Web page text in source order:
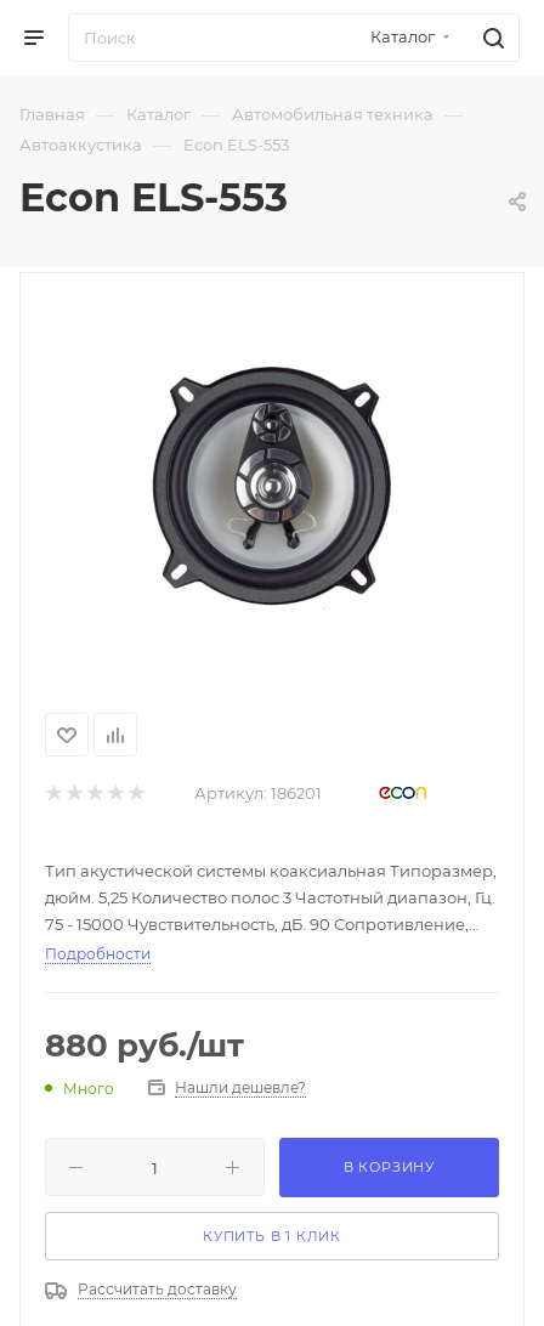
Каталог
Главная — Каталог — Автомобильная техника —
Автоаккустика — Econ ELS-553
Econ ELS-553
Артикул: 186201
Тип акустической системы коаксиальная Типоразмер,
дюйм. 5,25 Количество полос 3 Частотный диапазон, Гц.
75 - 15000 Чувствительность, дБ. 90 Сопротивление,
Ом. 4 Номинальная выходная мощность, Вт. 45
см. 11,2 Материал корпуса сталь Материал подвеса
бутилкаучук Материал диффузора полипропилен
Материал магнита феррит Комплектация 2 динамика,
на русском языке Размеры, см. (В х Ш х Г) 5,8x12,9
Подробности
880 руб./шт
Много Нашли дешевле?
В КОРЗИНУ
КУПИТЬ В 1 КЛИК
Рассчитать доставку